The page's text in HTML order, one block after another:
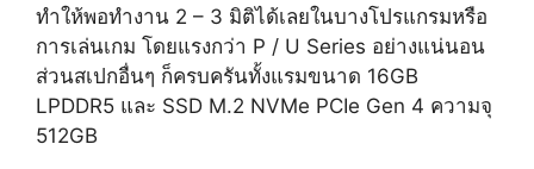
ทำให้พอทำงาน 2 – 3 มิติได้เลยในบางโปรแกรมหรือ
การเล่นเกม โดยแรงกว่า P / U Series อย่างแน่นอน
ส่วนสเปกอื่นๆ ก็ครบครันทั้งแรมขนาด 16GB
LPDDR5 และ SSD M.2 NVMe PCIe Gen 4 ความจุ
512GB